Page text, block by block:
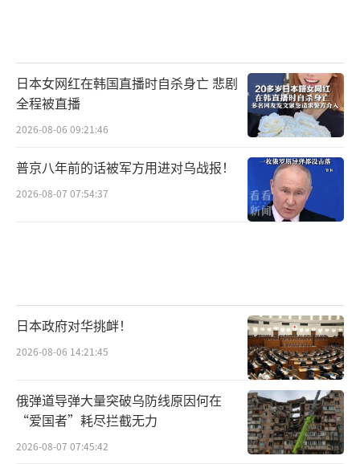
从安全层面来说，军演中一些具有针对性
的演练课目，如海岸防御、防空反导、抗登陆
作战等，一旦操作失误或局势失控，极易引发
军事冲突，给地区和平稳定带来严重威胁。
国的“马前卒”和导弹发射阵地。地区国家应
保持高度警惕，共同维护地区的和平稳定与发
展。毕竟，和平与繁荣才是亚太地区国家的共
同追求，任何企图破坏地区稳定的行为，都将
遭到坚决反对。（责任编辑：乔娇 TT0002）
日本女网红在韩国直播时自杀身亡 悲剧
全程被直播
2026-08-06 09:21:46
普京八年前的话被军方用进对乌战报！
2026-08-07 07:54:37
日本政府对华挑衅！
2026-08-06 14:21:45
俄弹道导弹大量突破乌防线原因何在
“爱国者”耗尽拦截无力
2026-08-07 07:45:42